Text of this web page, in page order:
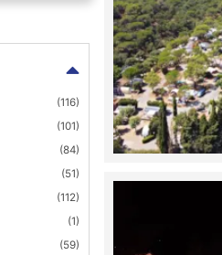
(116)
(101)
(84)
(51)
(112)
(1)
(59)